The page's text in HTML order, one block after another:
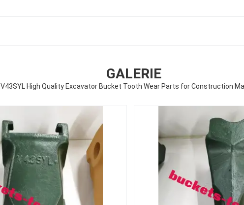
GALERIE
V43SYL High Quality Excavator Bucket Tooth Wear Parts for Construction